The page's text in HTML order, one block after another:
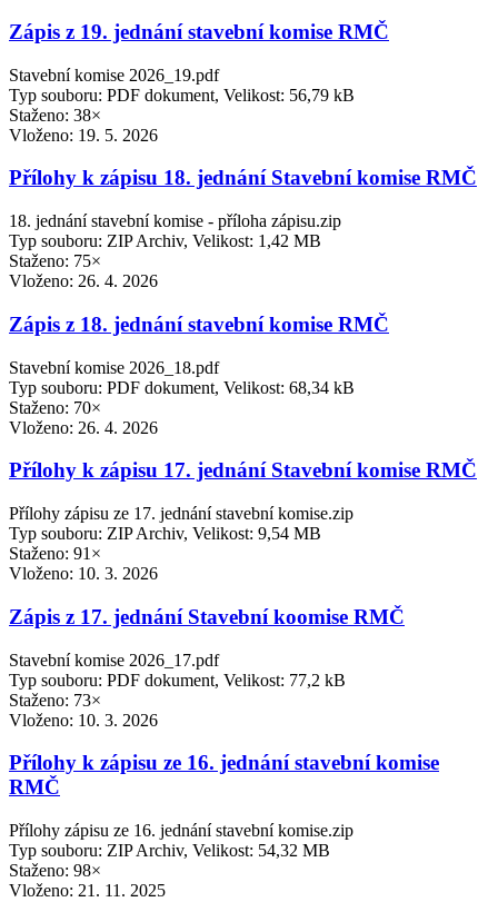
Zápis z 19. jednání stavební komise RMČ
Stavební komise 2026_19.pdf
Typ souboru: PDF dokument, Velikost: 56,79 kB
Staženo: 38×
Vloženo: 19. 5. 2026
Přílohy k zápisu 18. jednání Stavební komise RMČ
18. jednání stavební komise - příloha zápisu.zip
Typ souboru: ZIP Archiv, Velikost: 1,42 MB
Staženo: 75×
Vloženo: 26. 4. 2026
Zápis z 18. jednání stavební komise RMČ
Stavební komise 2026_18.pdf
Typ souboru: PDF dokument, Velikost: 68,34 kB
Staženo: 70×
Vloženo: 26. 4. 2026
Přílohy k zápisu 17. jednání Stavební komise RMČ
Přílohy zápisu ze 17. jednání stavební komise.zip
Typ souboru: ZIP Archiv, Velikost: 9,54 MB
Staženo: 91×
Vloženo: 10. 3. 2026
Zápis z 17. jednání Stavební koomise RMČ
Stavební komise 2026_17.pdf
Typ souboru: PDF dokument, Velikost: 77,2 kB
Staženo: 73×
Vloženo: 10. 3. 2026
Přílohy k zápisu ze 16. jednání stavební komise
RMČ
Přílohy zápisu ze 16. jednání stavební komise.zip
Typ souboru: ZIP Archiv, Velikost: 54,32 MB
Staženo: 98×
Vloženo: 21. 11. 2025